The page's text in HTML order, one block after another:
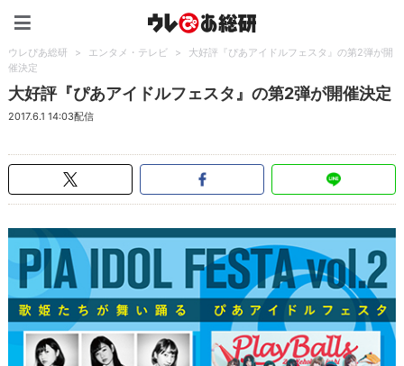
ウレぴあ総研 > エンタメ・テレビ >
大好評『ぴあアイドルフェスタ』の第2弾が開
催決定
大好評『ぴあアイドルフェスタ』の第2弾が開催決定
2017.6.1 14:03配信